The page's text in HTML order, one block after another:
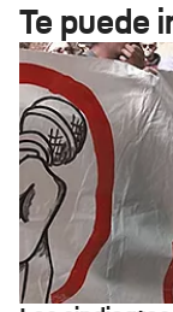
Te puede